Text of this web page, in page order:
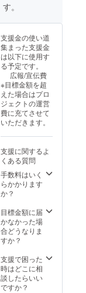
でご案
す。 ※
有効期
限：
2025年
1月から
2026年
12月31
日まで
の選考
⑧採用
報告 ⑨
紹介料
のお支
払い ※
チケッ
ト分で
差し引
かせて
頂きま
す。 ※
に管理
画面が
実装さ
れ次第
個別で
メール
でご案
内しま
す。 ※
限：
2025年
1月から
2026年
す。
支援金の使い道
集まった支援金
は以下に使用す
る予定です。
広報/宣伝費
※目標金額を超
えた場合はプロ
ジェクトの運営
費に充てさせて
いただきます。
支援に関するよ
くある質問
手数料はいく
らかかります
か？
目標金額に届
かなかった場
合どうなりま
すか？
支援で困った
時はどこに相
談したらいい
ですか？